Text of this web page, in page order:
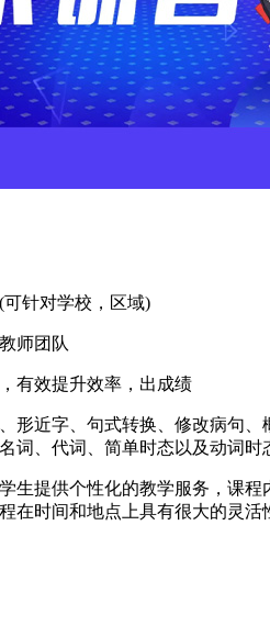
针对学校，区域)
师团队
有效提升效率，出成绩
形近字、句式转换、修改病句
词、代词、简单时态以及动词
生提供个性化的教学服务，课
在时间和地点上具有很大的灵活